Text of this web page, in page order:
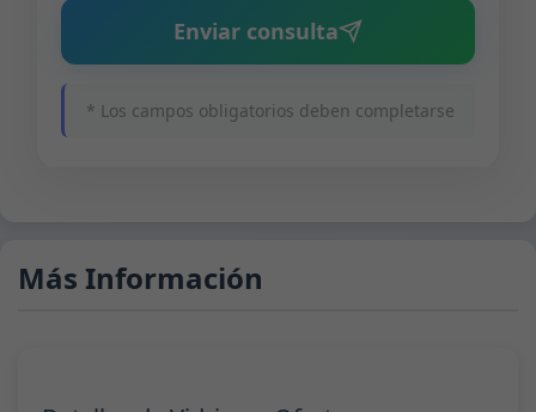
Enviar consulta
* Los campos obligatorios deben completarse
Más Información